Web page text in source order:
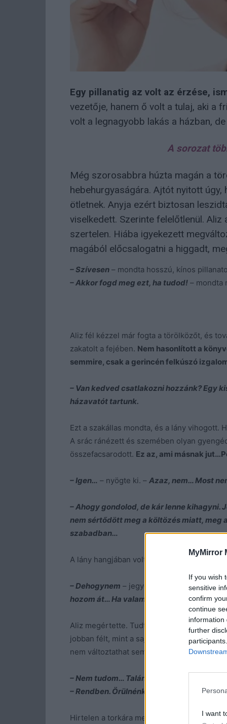
MyMirror
If you wish
sensitive
confirm
continue
information
further
I want
Egy pillanatig az volt az érzése,
vezetője, hanem ő volt a tulaj, aki a
volt a legnagyobb lakás a házban,
A sorozat
Még szorosabbra húzta magán a
hebehurgyaságára. Ajtót nyitott
ötletnek. Anyja ezért biztosan
viselkedett. Szerinte felelőtlenül.
szertelen. Hiába igyekezett
magából előcsalogatni a higgadt,
– Szívesen – mondta hosszú, kínos
– Akkor fogd meg ezt, ha tudod! – mondta
Aliz fél kézzel már fogta a törölközőt, és
zakatolt a fejében. Nem hasonlított a
semmire, csak a gerincén felkúszó
– Van kedved csatlakozni hozzánk? Egy
házavatót tartunk.
Ezt a szakállas mondta, és a lány vihogott.
A srác ránézett és szemében olyan
összefacsarodott. Ez az, ami másnak
– Igen… – nyögte ki. – Azaz, nem… Most
– Ahogy gondolod, de kár lenne kihagyni.
nem sértődött meg a költözés miatt, meg
szabadban…
A lány hangjában volt némi irónia.
– Dehogynem – jegyezte meg a srác. –Ha
hozom át… Ha valami baja lett volna…
Aliz megértette. Tudta, hogy vannak
jobban félt, mint a saját életét. Nem
nem változtathat semmi, legfeljebb egy
– Nem tudom… Talán később.
– Rendben. Örülnénk neked
– mondta a
Hirtelen a torkára ment a pezsgő és